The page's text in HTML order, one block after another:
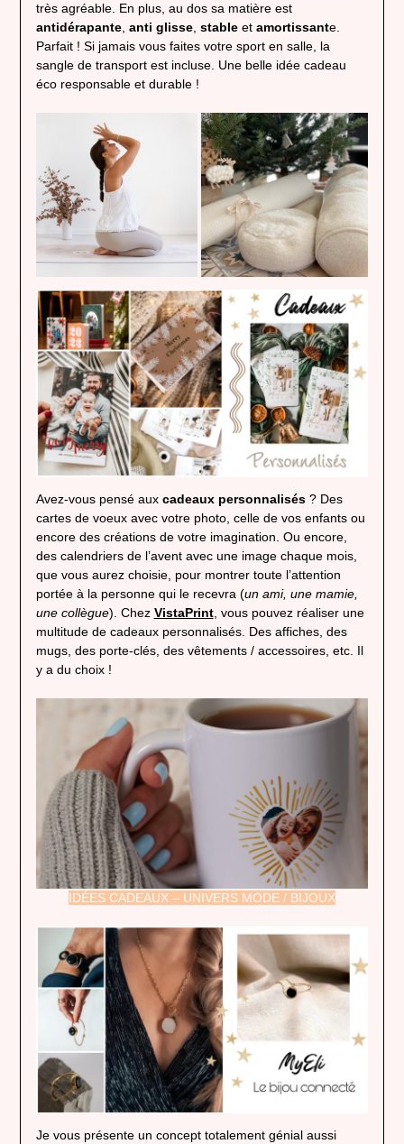
très agréable. En plus, au dos sa matière est
antidérapante, anti glisse, stableet amortissante.
Parfait ! Si jamais vous faites votre sport en salle, la
sangle de transport est incluse. Une belle idée cadeau
éco responsable et durable !
Avez-vous pensé aux cadeaux personnalisés? Des
cartes de voeux avec votre photo, celle de vos enfants ou
encore des créations de votre imagination. Ou encore,
des calendriers de l’avent avec une image chaque mois,
que vous aurez choisie, pour montrer toute l’attention
portée à la personne qui le recevra (un ami, une mamie,
une collègue). Chez VistaPrint, vous pouvez réaliser une
multitude de cadeaux personnalisés. Des affiches, des
mugs, des porte-clés, des vêtements / accessoires, etc. Il
y a du choix !
IDÉES CADEAUX – UNIVERS MODE / BIJOUX
Je vous présente un concept totalement génial aussi